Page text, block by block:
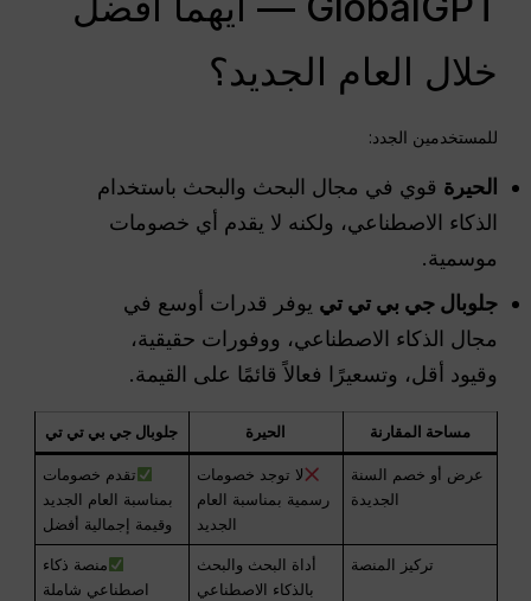
خلال العام الجديد؟
للمستخدمين الجدد:
الحيرة قوي في مجال البحث والبحث باستخدام
الذكاء الاصطناعي، ولكنه لا يقدم أي خصومات
موسمية.
جلوبال جي بي تي تي يوفر قدرات أوسع في
مجال الذكاء الاصطناعي، ووفورات حقيقية،
وقيود أقل، وتسعيرًا فعالاً قائمًا على القيمة.
مساحة المقارنة الحيرة جلوبال جي بي تي تي
عرض أو خصم السنة
الجديدة
لا توجد خصومات
رسمية بمناسبة العام
الجديد
تقدم خصومات
بمناسبة العام الجديد
وقيمة إجمالية أفضل
تركيز المنصة
أداة البحث والبحث
بالذكاء الاصطناعي
منصة ذكاء
اصطناعي شاملة